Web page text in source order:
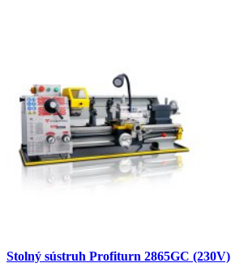
Stolný sústruh Profiturn 2865GC (230V)